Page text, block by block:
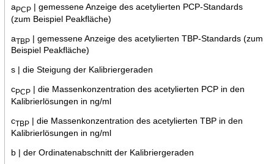
aPCP| gemessene Anzeige des acetylierten PCP-Standards
(zum Beispiel Peakfläche)
aTBP| gemessene Anzeige des acetylierten TBP-Standards (zum
Beispiel Peakfläche)
s | die Steigung der Kalibriergeraden
cPCP| die Massenkonzentration des acetylierten PCP in den
Kalibrierlösungen in ng/ml
cTBP| die Massenkonzentration des acetylierten TBP in den
Kalibrierlösungen in ng/ml
b | der Ordinatenabschnitt der Kalibriergeraden